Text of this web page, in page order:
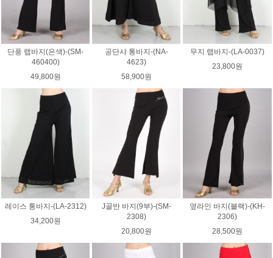
단풍 랩바지(은색)-(SM-
460400)
49,800원
공단샤 통바지-(NA-
4623)
58,900원
무지 랩바지-(LA-0037)
23,800원
레이스 통바지-(LA-2312)
34,200원
J골반 바지(9부)-(SM-
2308)
20,800원
옆라인 바지(블랙)-(KH-
2306)
28,500원